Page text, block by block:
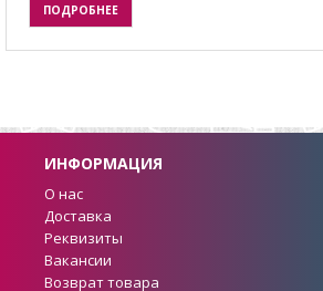
ПОДРОБНЕЕ
ИНФОРМАЦИЯ
О нас
Доставка
Реквизиты
Вакансии
Возврат товара